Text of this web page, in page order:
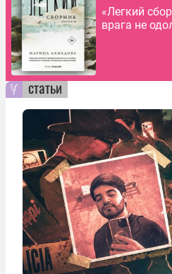
«Легкий
врага не
статьи